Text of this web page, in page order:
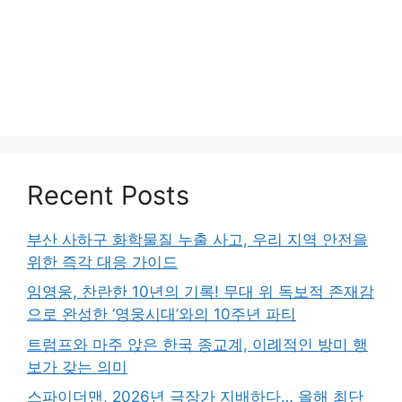
Recent Posts
부산 사하구 화학물질 누출 사고, 우리 지역 안전을
위한 즉각 대응 가이드
임영웅, 찬란한 10년의 기록! 무대 위 독보적 존재감
으로 완성한 ‘영웅시대’와의 10주년 파티
트럼프와 마주 앉은 한국 종교계, 이례적인 방미 행
보가 갖는 의미
스파이더맨, 2026년 극장가 지배하다… 올해 최단